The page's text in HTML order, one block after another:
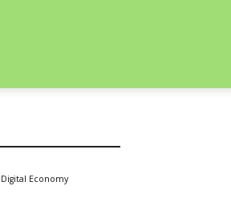
Digital Economy